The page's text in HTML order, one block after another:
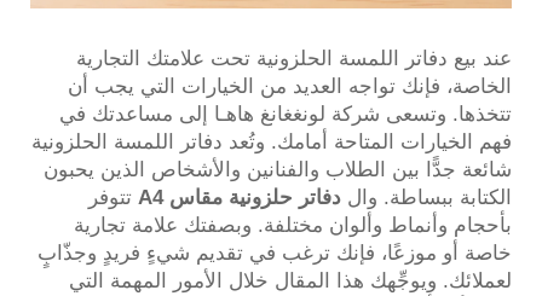
عند بيع دفاتر اللمسة الحلزونية تحت علامتك التجارية
الخاصة، فإنك تواجه العديد من الخيارات التي يجب أن
تتخذها. وتسعى شركة لونغغانغ هاهـا إلى مساعدتك في
فهم الخيارات المتاحة أمامك. وتُعد دفاتر اللمسة الحلزونية
شائعة جدًّا بين الطلاب والفنانين والأشخاص الذين يحبون
الكتابة ببساطة. وال دفاتر حلزونية مقاس A4
تتوفر
بأحجام وأنماط وألوان مختلفة. وبصفتك علامة تجارية
خاصة أو موزعًا، فإنك ترغب في تقديم شيءٍ فريدٍ وجذّابٍ
لعملائك. ويوجِّهك هذا المقال خلال الأمور المهمة التي